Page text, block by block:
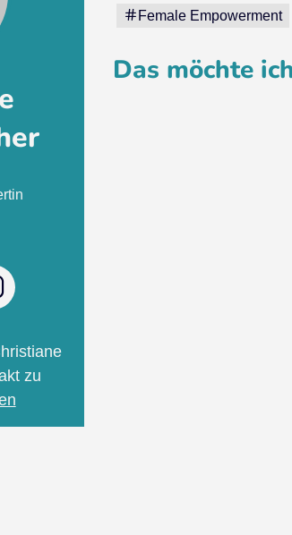
zu
Female Empowerment
Das möchte